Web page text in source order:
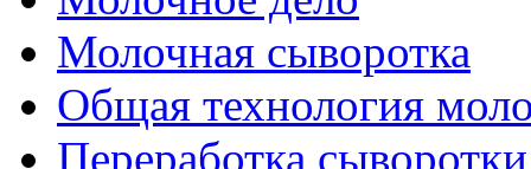
Молочная сыворотка
Общая технология
Переработка сыворотки